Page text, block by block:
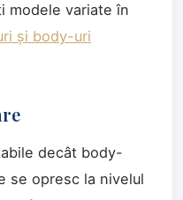
modele variate în
și body-uri
decât body-
se opresc la nivelul